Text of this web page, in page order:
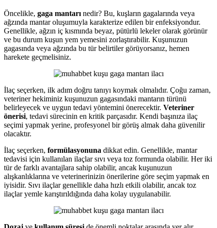
Öncelikle, gaga mantarı nedir? Bu, kuşların gagalarında veya
ağzında mantar oluşumuyla karakterize edilen bir enfeksiyondur.
Genellikle, ağzın iç kısmında beyaz, pütürlü lekeler olarak görünür
ve bu durum kuşun yem yemesini zorlaştırabilir. Kuşunuzun
gagasında veya ağzında bu tür belirtiler görüyorsanız, hemen
harekete geçmelisiniz.
İlaç seçerken, ilk adım doğru tanıyı koymak olmalıdır. Çoğu zaman,
veteriner hekiminiz kuşunuzun gagasındaki mantarın türünü
belirleyecek ve uygun tedavi yöntemini önerecektir. Veteriner
önerisi, tedavi sürecinin en kritik parçasıdır. Kendi başınıza ilaç
seçimi yapmak yerine, profesyonel bir görüş almak daha güvenilir
olacaktır.
İlaç seçerken, formülasyonuna dikkat edin. Genellikle, mantar
tedavisi için kullanılan ilaçlar sıvı veya toz formunda olabilir. Her iki
tür de farklı avantajlara sahip olabilir, ancak kuşunuzun
alışkanlıklarına ve veterinerinizin önerilerine göre seçim yapmak en
iyisidir. Sıvı ilaçlar genellikle daha hızlı etkili olabilir, ancak toz
ilaçlar yemle karıştırıldığında daha kolay uygulanabilir.